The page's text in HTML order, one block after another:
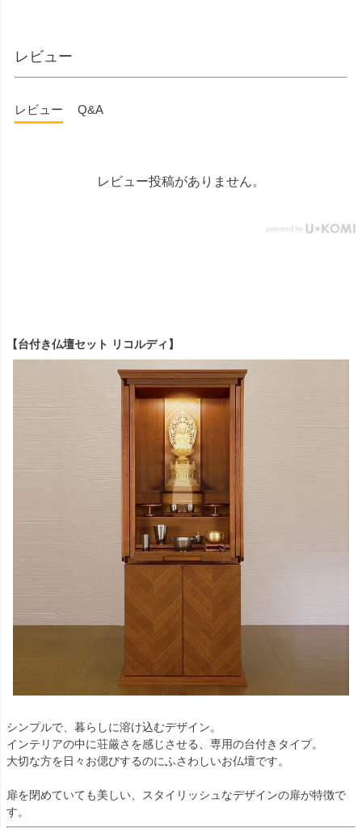
レビュー
レビュー Q&A
レビュー投稿がありません。
【台付き仏壇セット リコルディ】
シンプルで、暮らしに溶け込むデザイン。
インテリアの中に荘厳さを感じさせる、専用の台付きタイプ。
大切な方を日々お偲びするのにふさわしいお仏壇です。
扉を閉めていても美しい、スタイリッシュなデザインの扉が特徴で
す。